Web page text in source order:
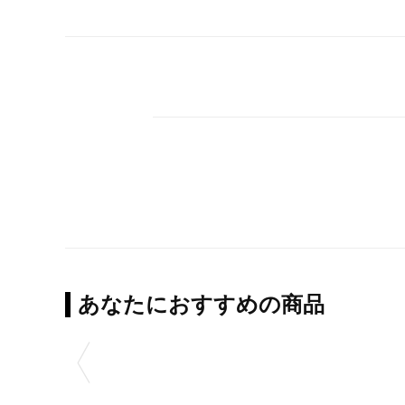
あなたにおすすめの商品